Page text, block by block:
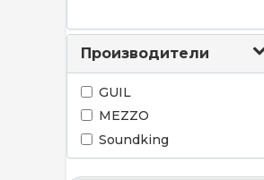
Производители
GUIL
MEZZO
Soundking